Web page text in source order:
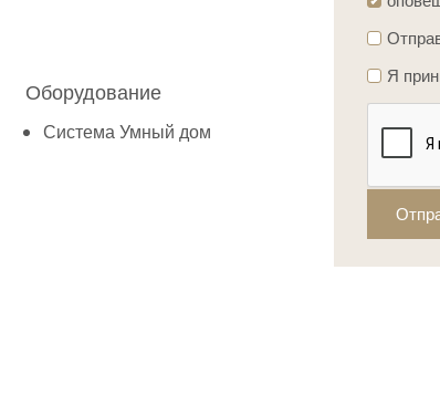
Оборудование
Система Умный дом
Я